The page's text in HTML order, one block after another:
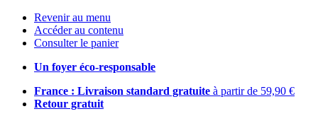
Revenir au menu
Accéder au contenu
Consulter le panier
Un foyer éco-responsable
France : Livraison standard gratuite à partir de 59,90 €
Retour gratuit